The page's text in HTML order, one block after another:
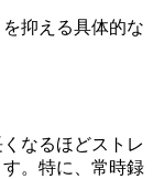
抑える具体的な
なるほどストレ
。特に、常時録